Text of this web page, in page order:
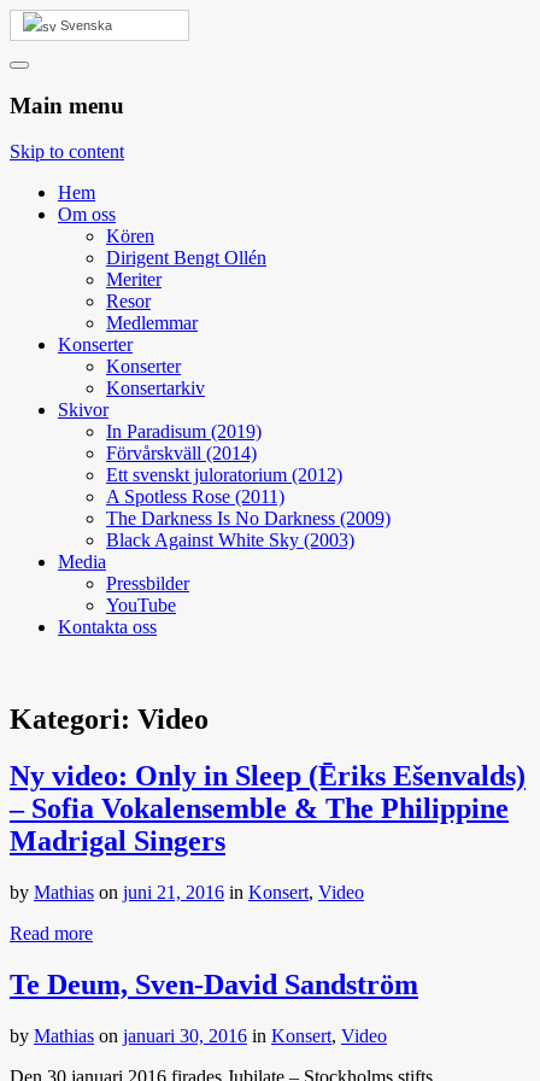
Svenska
Sofia Vokalensemble
and a big heart.
Main menu
Skip to content
Hem
Om oss
Kören
Dirigent Bengt Ollén
Meriter
Resor
Medlemmar
Konserter
Konserter
Konsertarkiv
Skivor
In Paradisum (2019)
Förvårskväll (2014)
Ett svenskt juloratorium (2012)
A Spotless Rose (2011)
The Darkness Is No Darkness (2009)
Black Against White Sky (2003)
Media
Pressbilder
YouTube
Kontakta oss
Kategori: Video
Ny video: Only in Sleep (Ēriks Ešenvalds)
– Sofia Vokalensemble & The Philippine
Madrigal Singers
by Mathias on juni 21, 2016 in Konsert, Video
Read more
Te Deum, Sven-David Sandström
by Mathias on januari 30, 2016 in Konsert, Video
Den 30 januari 2016 firades Jubilate – Stockholms stifts